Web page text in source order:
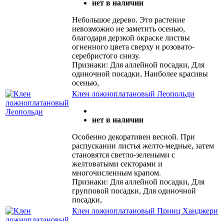
нет в наличии
Небольшое дерево. Это растение
невозможно не заметить осенью,
благодаря дерзкой окраске листвы
огненного цвета сверху и розовато-
серебристого снизу.
Признаки: Для аллейной посадки, Для
одиночной посадки, Наиболее красивы
осенью,
Клен ложноплатановый Леопольди
нет в наличии
Особенно декоративен весной. При
распускании листья желто-медные, затем
становятся светло-зелеными с
желтоватыми секторами и
многочисленным крапом.
Признаки: Для аллейной посадки, Для
групповой посадки, Для одиночной
посадки,
Клен ложноплатановый Принц Ханджери